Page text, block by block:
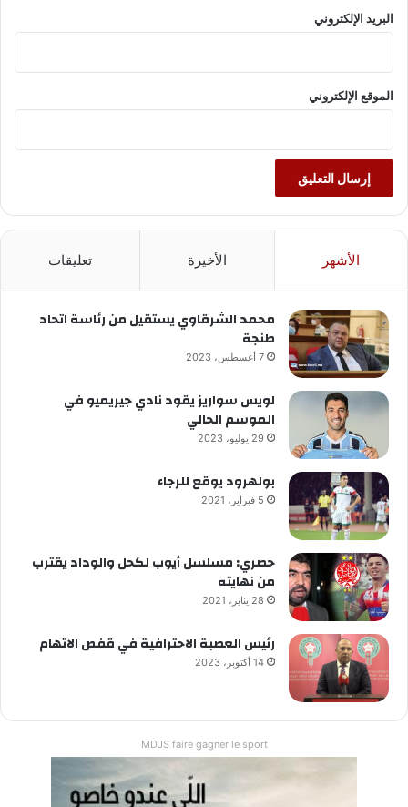
البريد الإلكتروني
الموقع الإلكتروني
الأشهر الأخيرة تعليقات
محمد الشرقاوي يستقيل من رئاسة اتحاد
طنجة
7 أغسطس، 2023
لويس سواريز يقود نادي جيريميو في
الموسم الحالي
29 يوليو، 2023
بولهرود يوقع للرجاء
5 فبراير، 2021
حصري: مسلسل أيوب لكحل والوداد يقترب
من نهايته
28 يناير، 2021
رئيس العصبة الاحترافية في قفص الاتهام
14 أكتوبر، 2023
MDJS faire gagner le sport